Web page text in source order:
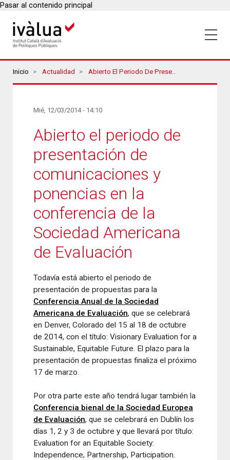
Pasar al contenido principal
Breadcrumbs
Inicio Actualidad Abierto El Periodo De Presentación De Comunicaciones Y Ponencias En La Conferencia De La Sociedad Americana De Evaluación
Mié, 12/03/2014 - 14:10
Abierto el periodo de
presentación de
comunicaciones y
ponencias en la
conferencia de la
Sociedad Americana
de Evaluación
Todavía está abierto el periodo de
presentación de propuestas para la
Conferencia Anual de la Sociedad
Americana de Evaluación, que se celebrará
en Denver, Colorado del 15 al 18 de octubre
de 2014, con el título: Visionary Evaluation for a
Sustainable, Equitable Future. El plazo para la
presentación de propuestas finaliza el próximo
17 de marzo.
Por otra parte este año tendrá lugar también la
Conferencia bienal de la Sociedad Europea
de Evaluación, que se celebrará en Dublín los
días 1, 2 y 3 de octubre y que llevará por título:
Evaluation for an Equitable Society:
Independence, Partnership, Participation.